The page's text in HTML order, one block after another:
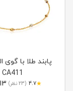
پابند طلا با گوی
CA411
★
4.7 (23 نظر)